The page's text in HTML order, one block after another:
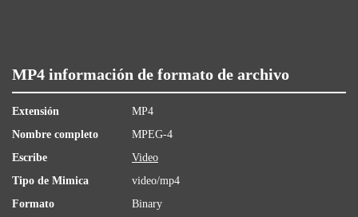
MP4 información de formato de archivo
Extensión
MP4
Nombre completo
MPEG-4
Escribe
Video
Tipo de Mimica
video/mp4
Formato
Binary